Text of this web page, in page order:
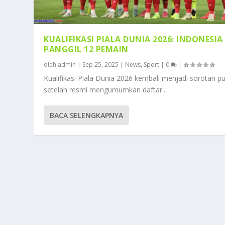
KUALIFIKASI PIALA DUNIA 2026: INDONESIA
PANGGIL 12 PEMAIN
oleh admin | Sep 25, 2025 | News, Sport | 0 |
Kualifikasi Piala Dunia 2026 kembali menjadi sorotan
setelah resmi mengumumkan daftar...
BACA SELENGKAPNYA